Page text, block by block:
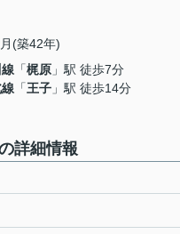
(築42年)
「梶原 」駅 徒歩7分
「王子 」駅 徒歩14分
詳細情報